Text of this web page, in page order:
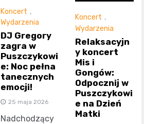
Koncert ,
Wydarzenia
DJ Gregory
zagra w
Puszczykowi
e: Noc pełna
tanecznych
emocji!
25 maja 2026
Nadchodzący
Koncert ,
Wydarzenia
Relaksacyjn
y koncert
Mis i
Gongów:
Odpocznij w
Puszczykowi
e na Dzień
Matki